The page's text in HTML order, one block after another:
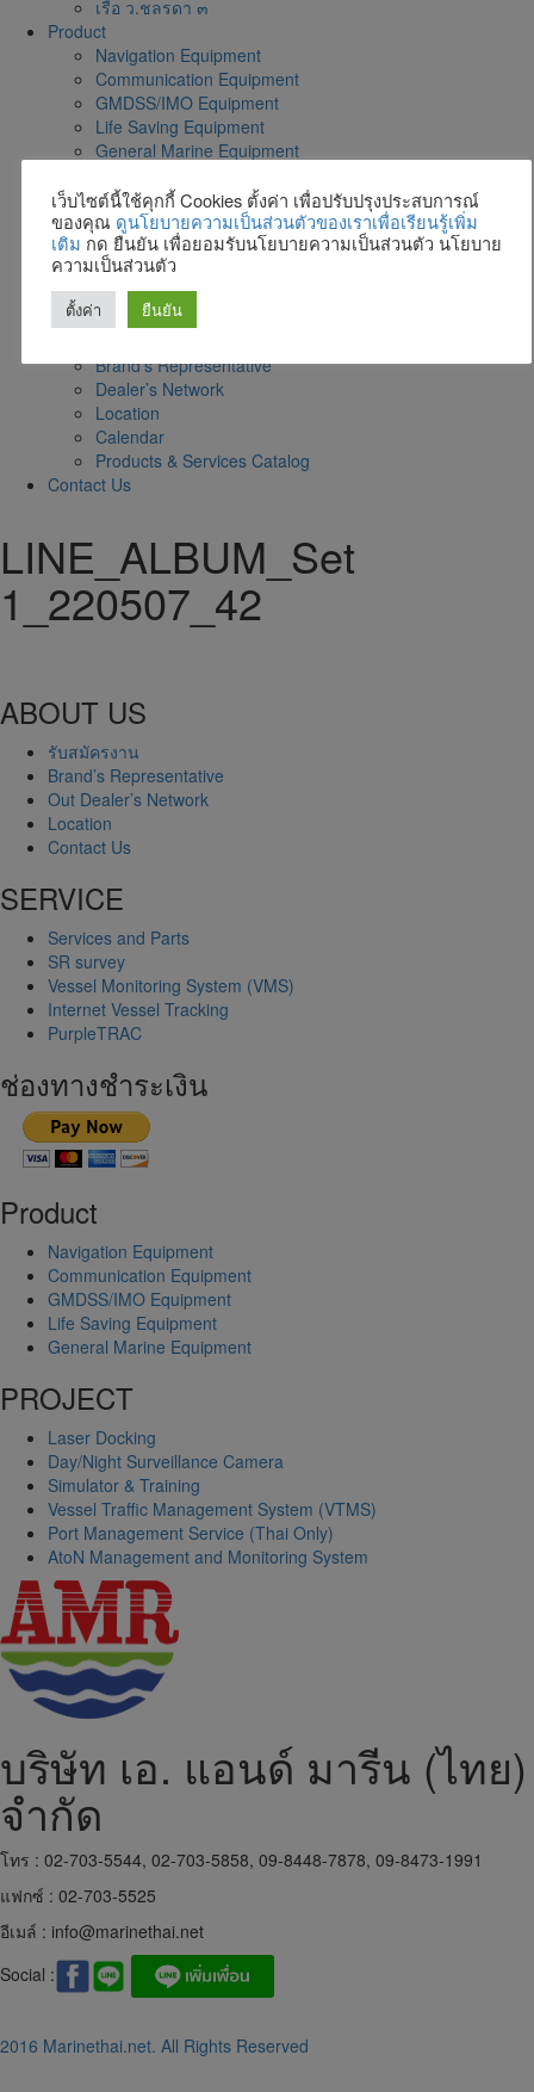
เรือ ว.ชลรดา ๓
Product
Navigation Equipment
Communication Equipment
GMDSS/IMO Equipment
Life Saving Equipment
General Marine Equipment
Ultrasonic Drilling Monitor for Construction
Coastal Surveillance
News & Event
Parts&Accessories
About-us
PDPA
Brand’s Representative
Dealer’s Network
Location
Calendar
Products & Services Catalog
Contact Us
LINE_ALBUM_Set
1_220507_42
ABOUT US
รับสมัครงาน
Brand’s Representative
Out Dealer’s Network
Location
Contact Us
SERVICE
Services and Parts
SR survey
Vessel Monitoring System (VMS)
Internet Vessel Tracking
PurpleTRAC
ช่องทางชำระเงิน
Product
Navigation Equipment
Communication Equipment
GMDSS/IMO Equipment
Life Saving Equipment
General Marine Equipment
PROJECT
Laser Docking
Day/Night Surveillance Camera
Simulator & Training
Vessel Traffic Management System (VTMS)
Port Management Service (Thai Only)
AtoN Management and Monitoring System
บริษัท เอ. แอนด์ มารีน (ไทย)
จำกัด
โทร : 02-703-5544, 02-703-5858, 09-8448-7878, 09-8473-1991
แฟกซ์ : 02-703-5525
อีเมล์ : info@marinethai.net
Social :
2016 Marinethai.net. All Rights Reserved
เว็บไซต์นี้ใช้คุกกี้ Cookies ตั้งค่า เพื่อปรับปรุงประสบการณ์
ของคุณ ดูนโยบายความเป็นส่วนตัวของเราเพื่อเรียนรู้เพิ่ม
เติม กด ยืนยัน เพื่อยอมรับนโยบายความเป็นส่วนตัว นโยบาย
ความเป็นส่วนตัว
ตั้งค่า ยืนยัน